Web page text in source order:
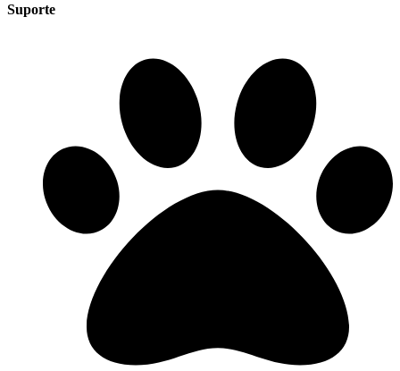
Suporte